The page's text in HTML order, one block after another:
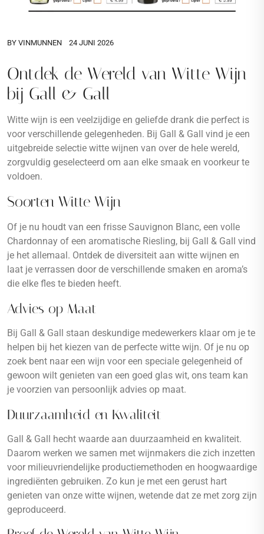
BY VINMUNNEN 24 JUNI 2026
Ontdek de Wereld van Witte Wijn
bij Gall & Gall
Witte wijn is een veelzijdige en geliefde drank die perfect is
voor verschillende gelegenheden. Bij Gall & Gall vind je een
uitgebreide selectie witte wijnen van over de hele wereld,
zorgvuldig geselecteerd om aan elke smaak en voorkeur te
voldoen.
Soorten Witte Wijn
Of je nu houdt van een frisse Sauvignon Blanc, een volle
Chardonnay of een aromatische Riesling, bij Gall & Gall vind
je het allemaal. Ontdek de diversiteit aan witte wijnen en
laat je verrassen door de verschillende smaken en aroma’s
die elke fles te bieden heeft.
Advies op Maat
Bij Gall & Gall staan deskundige medewerkers klaar om je te
helpen bij het kiezen van de perfecte witte wijn. Of je nu op
zoek bent naar een wijn voor een speciale gelegenheid of
gewoon wilt genieten van een goed glas wit, ons team kan
je voorzien van persoonlijk advies op maat.
Duurzaamheid en Kwaliteit
Gall & Gall hecht waarde aan duurzaamheid en kwaliteit.
Daarom werken we samen met wijnmakers die zich inzetten
voor milieuvriendelijke productiemethoden en hoogwaardige
ingrediënten gebruiken. Zo kun je met een gerust hart
genieten van onze witte wijnen, wetende dat ze met zorg zijn
geproduceerd.